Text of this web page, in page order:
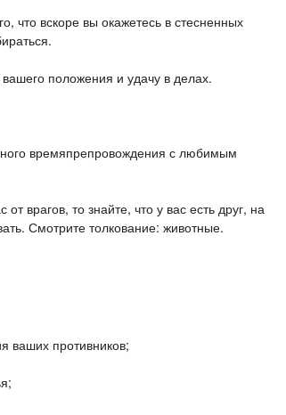
что вскоре вы окажетесь в стесненных
положения и удачу в делах.
времяпрепровождения с любимым
врагов, то знайте, что у вас есть друг, на
Смотрите толкование: животные.
ваших противников;